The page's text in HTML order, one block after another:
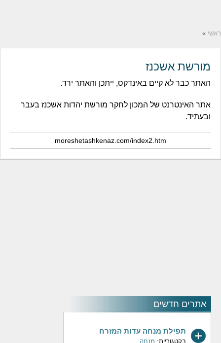
ראשי »
אתרים חדשים
תפילת מנחה עדות המזרח
בקטגוריית: מנחה
מורשת אשכנז
האתר כבר לא קיים באינדקס, ייתכן והאתר ירד.
אתר האינטרנט של המכון לחקר מורשת יהדות אשכנז בעבר
ובעתיד.
moreshetashkenaz.com/index2.htm